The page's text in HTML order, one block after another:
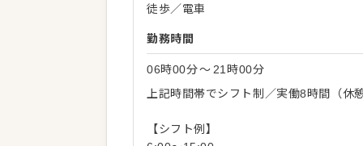
徒歩／電車
勤務時間
06時00分〜 21時00分
上記時間帯でシフト制／実働8時間（休
【シフト例】